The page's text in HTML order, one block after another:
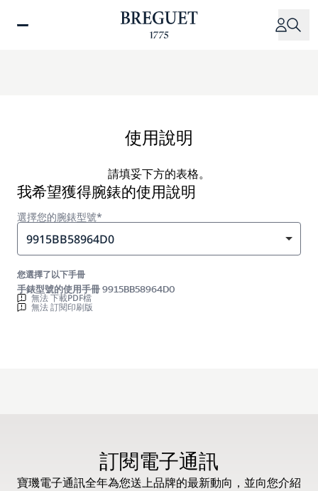
使用說明
請填妥下方的表格。
我希望獲得腕錶的使用說明
選擇您的腕錶型號*
9915BB58964D0
您選擇了以下手冊
手錶型號的使用手冊 9915BB58964D0
無法 下載PDF檔
無法 訂閱印刷版
訂閱電子通訊
寶璣電子通訊全年為您送上品牌的最新動向，並向您介紹